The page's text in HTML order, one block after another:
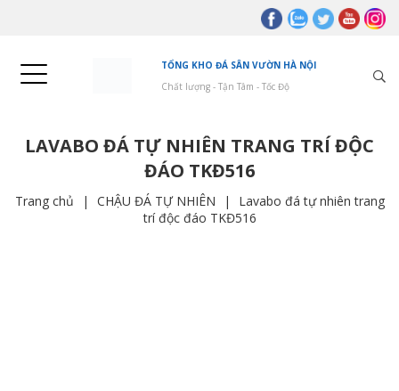
TỔNG KHO ĐÁ SÂN VƯỜN HÀ NỘI
Chất lượng - Tận Tâm - Tốc Độ
LAVABO ĐÁ TỰ NHIÊN TRANG TRÍ ĐỘC
ĐÁO TKĐ516
Trang chủ | CHẬU ĐÁ TỰ NHIÊN |
Lavabo đá tự nhiên trang
trí độc đáo TKĐ516